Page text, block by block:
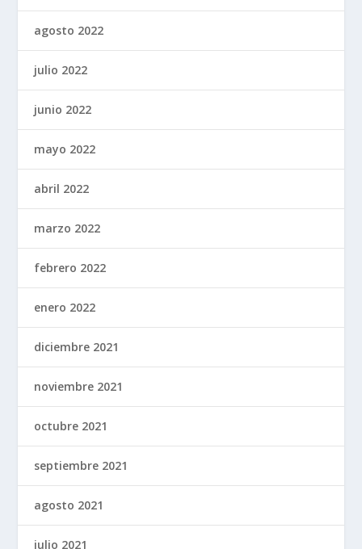
agosto 2022
julio 2022
junio 2022
mayo 2022
abril 2022
marzo 2022
febrero 2022
enero 2022
diciembre 2021
noviembre 2021
octubre 2021
septiembre 2021
agosto 2021
julio 2021